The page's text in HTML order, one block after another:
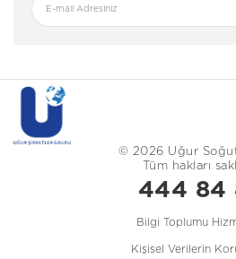
© 2026 Uğur
Tüm hakları
444 84
Bilgi Toplumu
Kişisel Verilerin